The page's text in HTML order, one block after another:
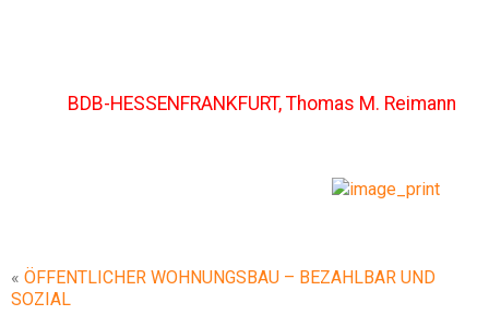
BDB-HESSENFRANKFURT, Thomas M. Reimann
« ÖFFENTLICHER WOHNUNGSBAU – BEZAHLBAR UND
SOZIAL